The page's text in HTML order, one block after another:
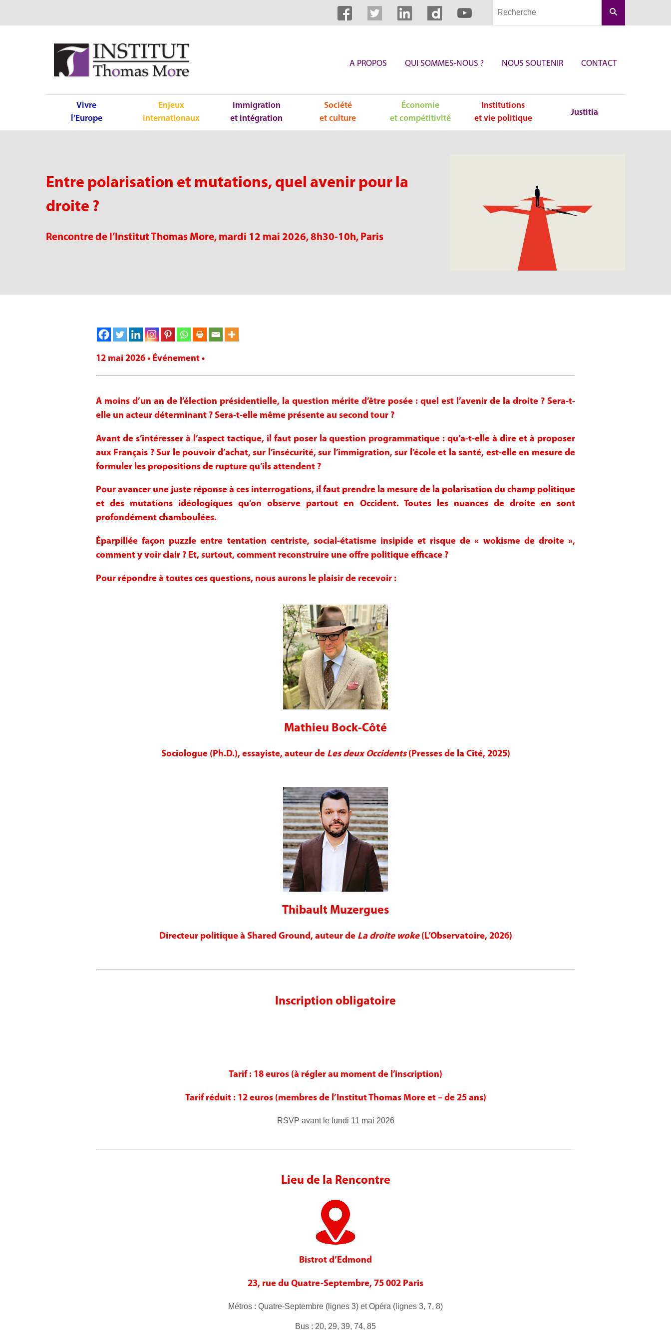
A PROPOS QUI SOMMES-NOUS ? NOUS SOUTENIR CONTACT
Vivre
l’Europe
Enjeux
internationaux
Immigration
et intégration
Société
et culture
Économie
et compétitivité
Institutions
et vie politique
Justitia
Entre polarisation et mutations, quel avenir pour la
droite ?
Rencontre de l’Institut Thomas More, mardi 12 mai 2026, 8h30-10h, Paris
12 mai 2026 • Événement •
A moins d’un an de l’élection présidentielle, la question mérite d’être posée : quel est l’avenir de la droite ? Sera-t-
elle un acteur déterminant ? Sera-t-elle même présente au second tour ?
Avant de s’intéresser à l’aspect tactique, il faut poser la question programmatique : qu’a-t-elle à dire et à proposer
aux Français ? Sur le pouvoir d’achat, sur l’insécurité, sur l’immigration, sur l’école et la santé, est-elle en mesure de
formuler les propositions de rupture qu’ils attendent ?
Pour avancer une juste réponse à ces interrogations, il faut prendre la mesure de la polarisation du champ politique
et des mutations idéologiques qu’on observe partout en Occident. Toutes les nuances de droite en sont
profondément chamboulées.
Éparpillée façon puzzle entre tentation centriste, social-étatisme insipide et risque de « wokisme de droite »,
comment y voir clair ? Et, surtout, comment reconstruire une offre politique efficace ?
Pour répondre à toutes ces questions, nous aurons le plaisir de recevoir :
Mathieu Bock-Côté
Sociologue (Ph.D.), essayiste, auteur de Les deux Occidents(Presses de la Cité, 2025)
Thibault Muzergues
Directeur politique à Shared Ground, auteur de La droite woke(L’Observatoire, 2026)
Inscription obligatoire
Tarif : 18 euros (à régler au moment de l’inscription)
Tarif réduit : 12 euros (membres de l’Institut Thomas More et – de 25 ans)
RSVP avant le lundi 11 mai 2026
Lieu de la Rencontre
Bistrot d’Edmond
23, rue du Quatre-Septembre, 75 002 Paris
Métros : Quatre-Septembre (lignes 3) et Opéra (lignes 3, 7, 8)
Bus : 20, 29, 39, 74, 85